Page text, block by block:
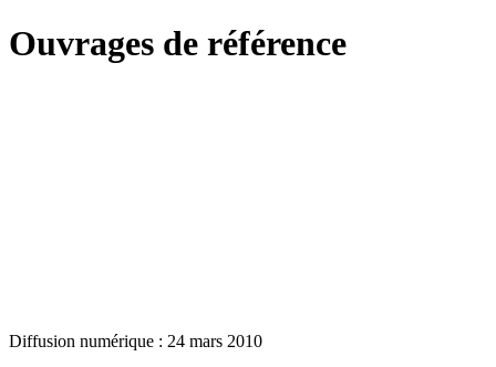
Ouvrages de référence
Diffusion numérique : 24 mars 2010